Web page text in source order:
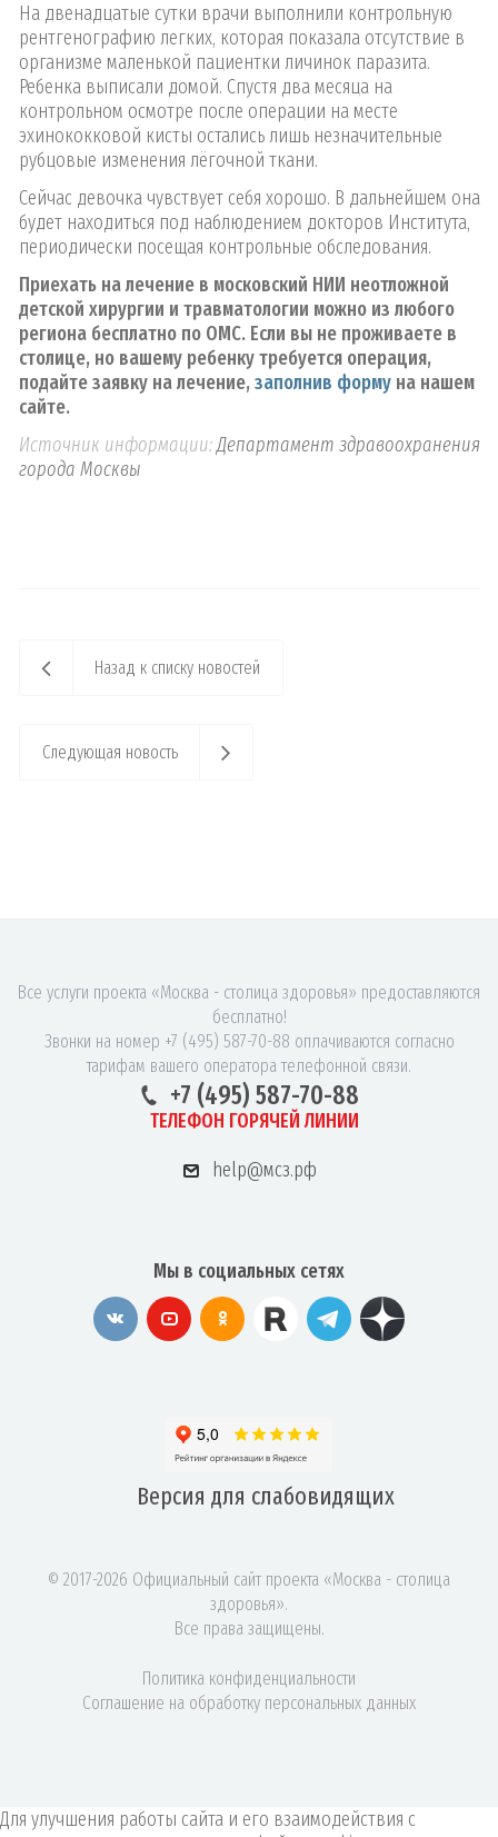
На двенадцатые сутки врачи выполнили контрольную
рентгенографию легких, которая показала отсутствие в
организме маленькой пациентки личинок паразита.
Ребенка выписали домой. Спустя два месяца на
контрольном осмотре после операции на месте
эхинококковой кисты остались лишь незначительные
рубцовые изменения лёгочной ткани.
Сейчас девочка чувствует себя хорошо. В дальнейшем она
будет находиться под наблюдением докторов Института,
периодически посещая контрольные обследования.
Приехать на лечение в московский НИИ неотложной
детской хирургии и травматологии можно из любого
региона бесплатно по ОМС. Если вы не проживаете в
столице, но вашему ребенку требуется операция,
подайте заявку на лечение,заполнив форму на нашем
сайте.
Источник информации:Департамент здравоохранения
города Москвы
Назад к списку новостей
Следующая новость
Все услуги проекта «Москва - столица здоровья» предоставляются
бесплатно!
Звонки на номер +7 (495) 587-70-88 оплачиваются согласно
тарифам вашего оператора телефонной связи.
+7 (495) 587-70-88
ТЕЛЕФОН ГОРЯЧЕЙ ЛИНИИ
help@мсз.рф
Мы в социальных сетях
Версия для слабовидящих
© 2017-2026 Официальный сайт проекта «Москва - столица
здоровья».
Все права защищены.
Политика конфиденциальности
Соглашение на обработку персональных данных
Для улучшения работы сайта и его взаимодействия с